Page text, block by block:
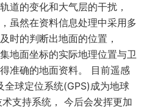
道的变化和大气层的干扰，
虽然在资料信息处理中采用多
时的判断出地面的位置，
地面坐标的实际地理位置与卫
准确的地面资料。 目前遥感
球定位系统(GPS)成为地球
支持系统， 今后会发挥更加